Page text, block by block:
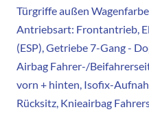
Türgriffe außen
Antriebsart: Frontantrieb,
(ESP), Getriebe 7-Gang -
Airbag Fahrer-/
vorn + hinten, Isofix-
Rücksitz, Knieairbag